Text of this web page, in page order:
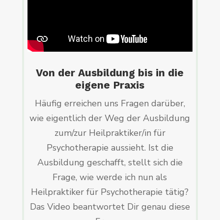
Von der Ausbildung bis in die
eigene Praxis
Häufig erreichen uns Fragen darüber,
wie eigentlich der Weg der Ausbildung
zum/zur Heilpraktiker/in für
Psychotherapie aussieht. Ist die
Ausbildung geschafft, stellt sich die
Frage, wie werde ich nun als
Heilpraktiker für Psychotherapie tätig?
Das Video beantwortet Dir genau diese